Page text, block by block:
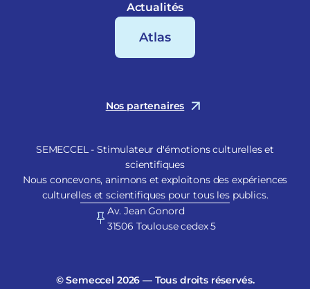
Actualités
Atlas
Nos partenaires
SEMECCEL - Stimulateur d'émotions culturelles et
scientifiques
Nous concevons, animons et exploitons des expériences
culturelles et scientifiques pour tous les publics.
Av. Jean Gonord
31506 Toulouse cedex 5
© Semeccel 2026 — Tous droits réservés.